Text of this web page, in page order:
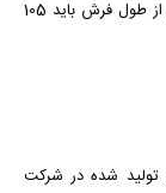
تراکم 2100 دارد به این معنی است که در 10 سانتی متر از طول فرش باید 105
شده در شرکت